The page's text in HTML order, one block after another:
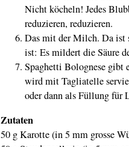
Nicht köcheln! Jedes
reduzieren, reduzieren.
Das mit der Milch. Da ist
ist: Es mildert die Säure
Spaghetti Bolognese gibt
wird mit Tagliatelle
oder dann als Füllung für
Zutaten
50 g Karotte (in 5 mm grosse